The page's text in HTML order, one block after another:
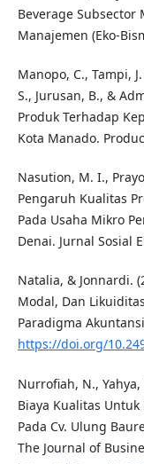
Beverage Subsector
Manajemen (Eko-
Manopo, C., Tampi,
S., Jurusan, B., &
Produk Terhadap
Kota Manado.
Nasution, M. I.,
Pengaruh Kualitas
Pada Usaha Mikro
Denai. Jurnal Sosial
Natalia, & Jonnardi.
Modal, Dan
Paradigma
https://doi.org/
Nurrofiah, N., Yahya,
Biaya Kualitas
Pada Cv. Ulung
The Journal of